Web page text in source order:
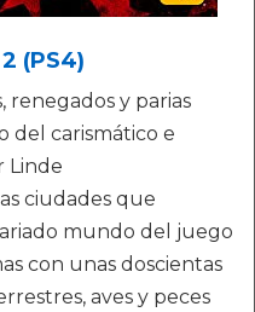
(PS4)
renegados y parias
del carismático e
Linde
ciudades que
mundo del juego
con unas doscientas
aves y peces